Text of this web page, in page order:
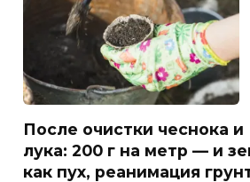
После очистки чеснока и
лука: 200 г на метр — и
как пух, реанимация